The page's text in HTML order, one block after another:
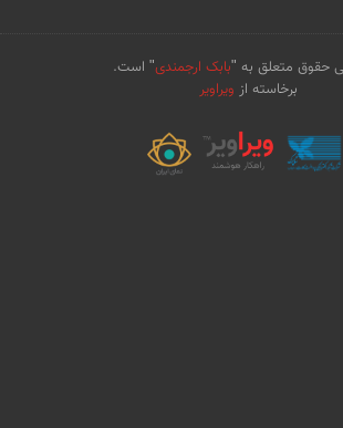
حقوق متعلق به "بابک ارجمندی" است.
برخاسته از ویراویر